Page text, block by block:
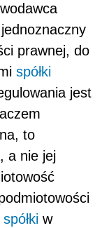
prawnej, do
spółki
jest
to
a nie jej
spółki w